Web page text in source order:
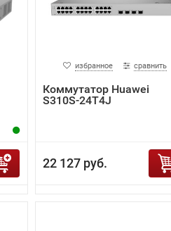
избранное сравнить
Коммутатор Huawei
S310S-24T4J
22 127 руб.